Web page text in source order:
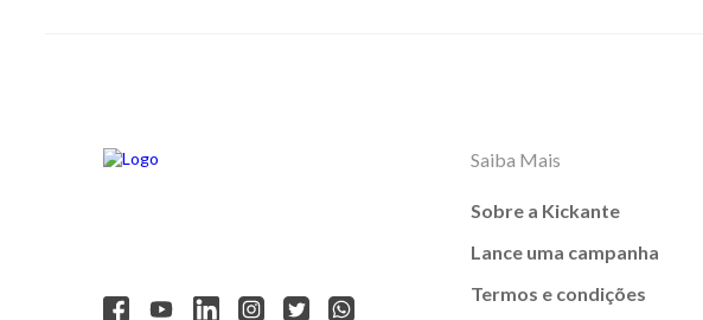
Saiba Mais
Sobre a Kickante
Lance uma campanha
Termos e condições